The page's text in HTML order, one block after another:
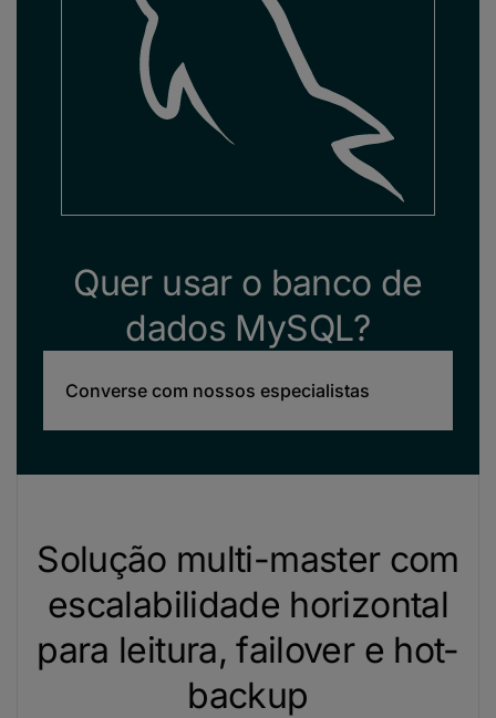
Quer usar o banco de
dados MySQL?
Converse com nossos especialistas
Solução multi-master com
escalabilidade horizontal
para leitura, failover e hot-
backup